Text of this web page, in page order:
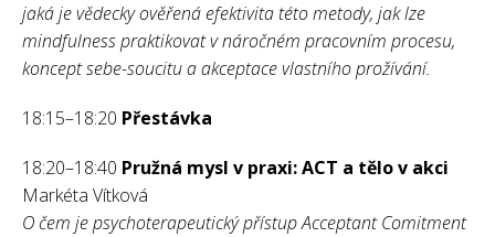
jaká je vědecky ověřená efektivita této metody, jak lze
mindfulness praktikovat v náročném pracovním procesu,
koncept sebe-soucitu a akceptace vlastního prožívání.
18:15–18:20 Přestávka
18:20–18:40 Pružná mysl v praxi: ACT a tělo v akci
Markéta Vítková
O čem je psychoterapeutický přístup Acceptant Comitment